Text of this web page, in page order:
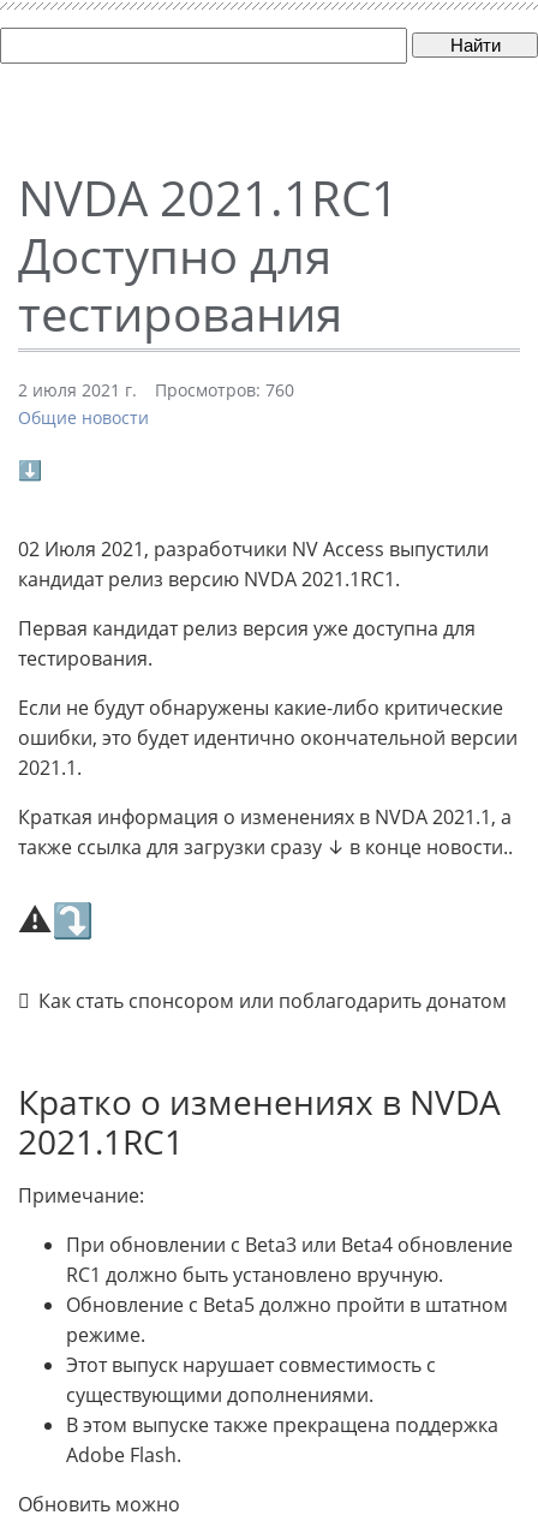
Найти
NVDA 2021.1RC1
Доступно для
тестирования
2 июля 2021 г.
Просмотров: 760
Общие новости
⬇
02 Июля 2021, разработчики NV Access выпустили
кандидат релиз версию NVDA 2021.1RC1.
Первая кандидат релиз версия уже доступна для
тестирования.
Если не будут обнаружены какие-либо критические
ошибки, это будет идентично окончательной версии
2021.1.
Краткая информация о изменениях в NVDA 2021.1, а
также ссылка для загрузки сразу ↓ в конце новости..
⚠⤵
Как стать спонсором или поблагодарить донатом
Кратко о изменениях в NVDA
2021.1RC1
Примечание:
При обновлении с Beta3 или Beta4 обновление
RC1 должно быть установлено вручную.
Обновление с Beta5 должно пройти в штатном
режиме.
Этот выпуск нарушает совместимость с
существующими дополнениями.
В этом выпуске также прекращена поддержка
Adobe Flash.
Обновить можно